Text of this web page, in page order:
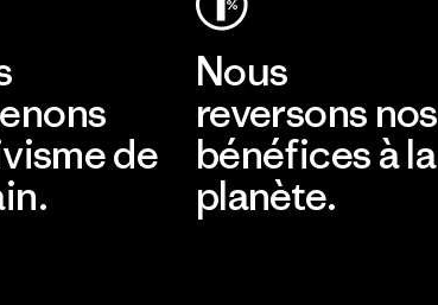
de
Nous
reversons nos
bénéfices à la
planète.